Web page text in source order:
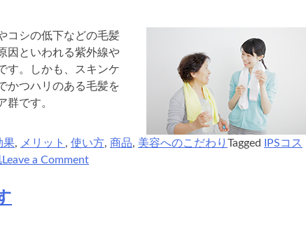
コシの低下などの毛髪
因といわれる紫外線や
す。しかも、スキンケ
かつハリのある毛髪を
群です。
果, メリット , 使い方, 商品, 美容へのこだわり Tagged IPSコス
Leave a Commenton